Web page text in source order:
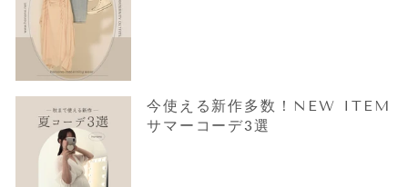
今使える新作多数！NEW ITEM
サマーコーデ3選